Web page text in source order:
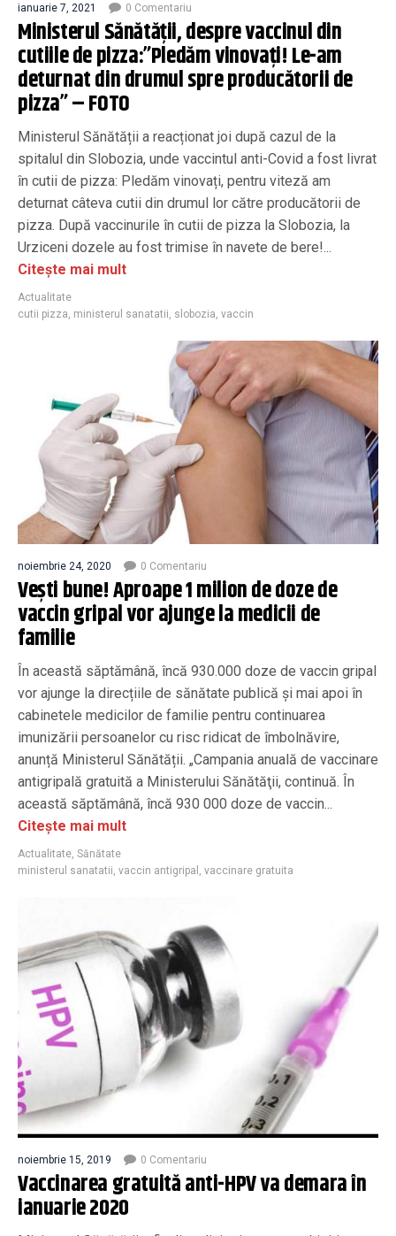
ianuarie 7, 2021 0 Comentariu
Ministerul Sănătății, despre vaccinul din
cutiile de pizza:”Pledăm vinovați! Le-am
deturnat din drumul spre producătorii de
pizza” – FOTO
Ministerul Sănătății a reacționat joi după cazul de la
spitalul din Slobozia, unde vaccintul anti-Covid a fost livrat
în cutii de pizza: Pledăm vinovați, pentru viteză am
deturnat câteva cutii din drumul lor către producătorii de
pizza. După vaccinurile în cutii de pizza la Slobozia, la
Urziceni dozele au fost trimise în navete de bere!...
Citește mai mult
Actualitate
cutii pizza, ministerul sanatatii, slobozia, vaccin
noiembrie 24, 2020 0 Comentariu
Vești bune! Aproape 1 milion de doze de
vaccin gripal vor ajunge la medicii de
familie
În această săptămână, încă 930.000 doze de vaccin gripal
vor ajunge la direcțiile de sănătate publică și mai apoi în
cabinetele medicilor de familie pentru continuarea
imunizării persoanelor cu risc ridicat de îmbolnăvire,
anunță Ministerul Sănătății. „Campania anuală de vaccinare
antigripală gratuită a Ministerului Sănătăţii, continuă. În
această săptămână, încă 930 000 doze de vaccin...
Citește mai mult
Actualitate, Sănătate
ministerul sanatatii, vaccin antigripal , vaccinare gratuita
noiembrie 15, 2019 0 Comentariu
Vaccinarea gratuită anti-HPV va demara în
ianuarie 2020